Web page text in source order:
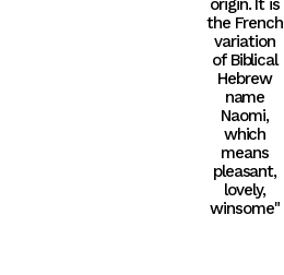
the French
variation
of Biblical
Hebrew
name
Naomi,
which
means
pleasant,
lovely,
winsome"